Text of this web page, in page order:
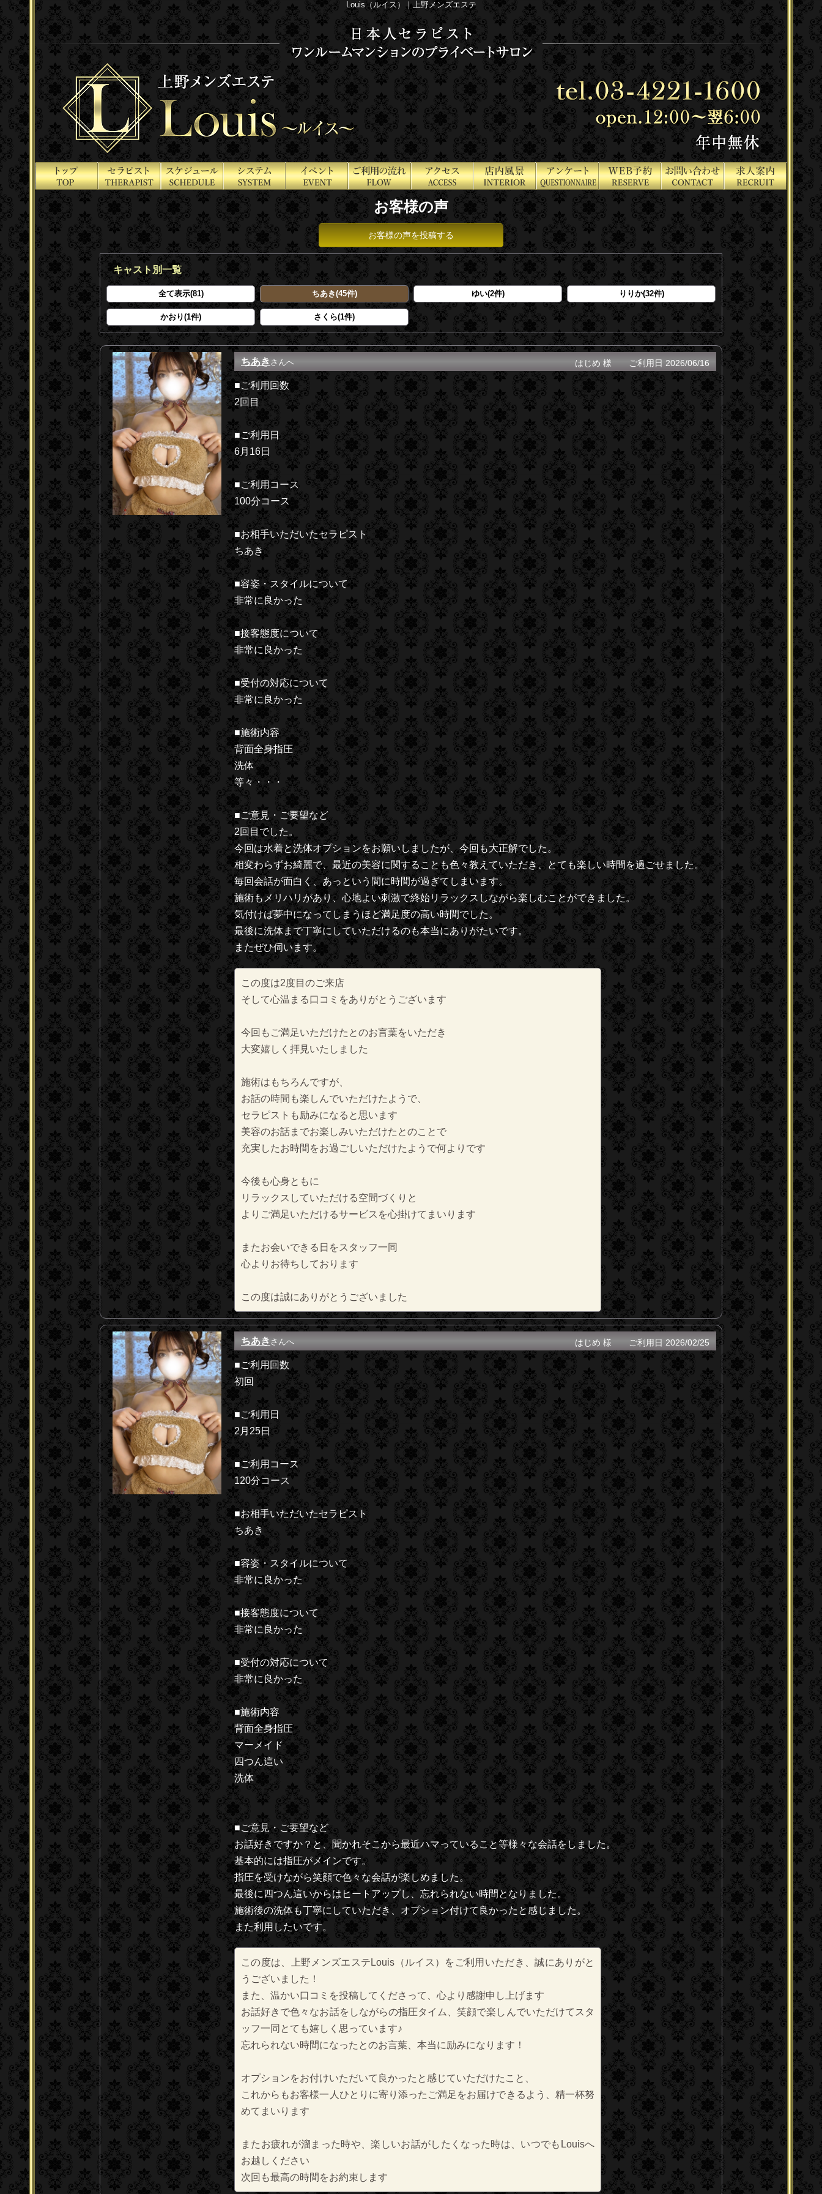
Louis（ルイス）｜上野メンズエステ
お客様の声
お客様の声を投稿する
キャスト別一覧
全て表示(81) ちあき(45件) ゆい(2件) りりか(32件)
かおり(1件) さくら(1件)
ちあき さんへ ご利用日 2026/06/16
はじめ 様
■ご利用回数
2回目
■ご利用日
6月16日
■ご利用コース
100分コース
■お相手いただいたセラピスト
ちあき
■容姿・スタイルについて
非常に良かった
■接客態度について
非常に良かった
■受付の対応について
非常に良かった
■施術内容
背面全身指圧
洗体
等々・・・
■ご意見・ご要望など
2回目でした。
今回は水着と洗体オプションをお願いしましたが、今回も大正解でした。
相変わらずお綺麗で、最近の美容に関することも色々教えていただき、とても楽しい時間を過ごせました。
毎回会話が面白く、あっという間に時間が過ぎてしまいます。
施術もメリハリがあり、心地よい刺激で終始リラックスしながら楽しむことができました。
気付けば夢中になってしまうほど満足度の高い時間でした。
最後に洗体まで丁寧にしていただけるのも本当にありがたいです。
またぜひ伺います。
この度は2度目のご来店
そして心温まる口コミをありがとうございます
今回もご満足いただけたとのお言葉をいただき
大変嬉しく拝見いたしました
施術はもちろんですが、
お話の時間も楽しんでいただけたようで、
セラピストも励みになると思います
美容のお話までお楽しみいただけたとのことで
充実したお時間をお過ごしいただけたようで何よりです
今後も心身ともに
リラックスしていただける空間づくりと
よりご満足いただけるサービスを心掛けてまいります
またお会いできる日をスタッフ一同
心よりお待ちしております
この度は誠にありがとうございました
ちあき さんへ ご利用日 2026/02/25
はじめ 様
■ご利用回数
初回
■ご利用日
2月25日
■ご利用コース
120分コース
■お相手いただいたセラピスト
ちあき
■容姿・スタイルについて
非常に良かった
■接客態度について
非常に良かった
■受付の対応について
非常に良かった
■施術内容
背面全身指圧
マーメイド
四つん這い
洗体
■ご意見・ご要望など
お話好きですか？と、聞かれそこから最近ハマっていること等様々な会話をしました。
基本的には指圧がメインです。
指圧を受けながら笑顔で色々な会話が楽しめました。
最後に四つん這いからはヒートアップし、忘れられない時間となりました。
施術後の洗体も丁寧にしていただき、オプション付けて良かったと感じました。
また利用したいです。
この度は、上野メンズエステLouis（ルイス）をご利用いただき、誠にありがと
うございました！
また、温かい口コミを投稿してくださって、心より感謝申し上げます
お話好きで色々なお話をしながらの指圧タイム、笑顔で楽しんでいただけてスタ
ッフ一同とても嬉しく思っています♪
忘れられない時間になったとのお言葉、本当に励みになります！
オプションをお付けいただいて良かったと感じていただけたこと、
これからもお客様一人ひとりに寄り添ったご満足をお届けできるよう、精一杯努
めてまいります
またお疲れが溜まった時や、楽しいお話がしたくなった時は、いつでもLouisへ
お越しください
次回も最高の時間をお約束します